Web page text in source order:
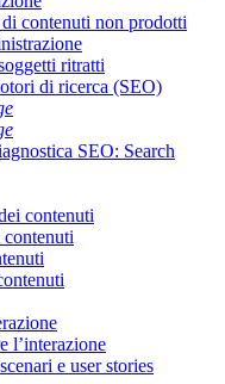
contenuti non prodotti
ritratti
di ricerca (SEO)
SEO: Search
contenuti
l’interazione
e user stories